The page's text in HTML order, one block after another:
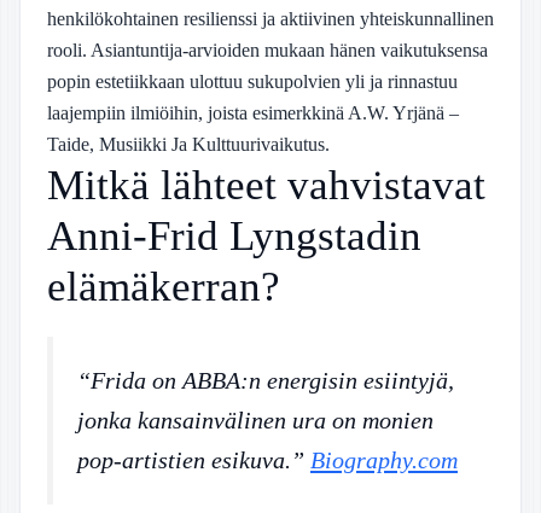
henkilökohtainen resilienssi ja aktiivinen yhteiskunnallinen
rooli. Asiantuntija-arvioiden mukaan hänen vaikutuksensa
popin estetiikkaan ulottuu sukupolvien yli ja rinnastuu
laajempiin ilmiöihin, joista esimerkkinä A.W. Yrjänä –
Taide, Musiikki Ja Kulttuurivaikutus.
Mitkä lähteet vahvistavat
Anni-Frid Lyngstadin
elämäkerran?
“Frida on ABBA:n energisin esiintyjä,
jonka kansainvälinen ura on monien
pop-artistien esikuva.” Biography.com